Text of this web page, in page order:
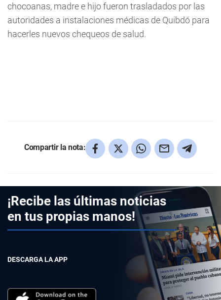
chocoanas, madre e hijo fueron trasladados por las
autoridades a instalaciones médicas de Quibdó para
hacerles nuevos chequeos de salud.
Compartir la nota:
¡Recibe las últimas noticias
en tus propias manos!
DESCARGA LA APP